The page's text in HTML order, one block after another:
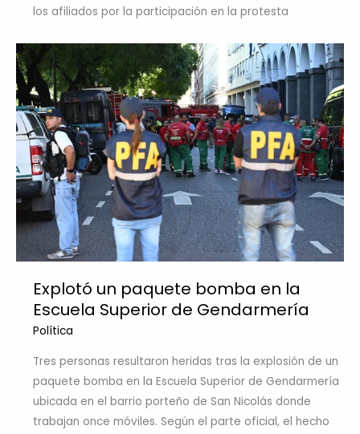
los afiliados por la participación en la protesta
Explotó un paquete bomba en la
Escuela Superior de Gendarmería
Política
Tres personas resultaron heridas tras la explosión de un
paquete bomba en la Escuela Superior de Gendarmería
ubicada en el barrio porteño de San Nicolás donde
trabajan once móviles. Según el parte oficial, el hecho